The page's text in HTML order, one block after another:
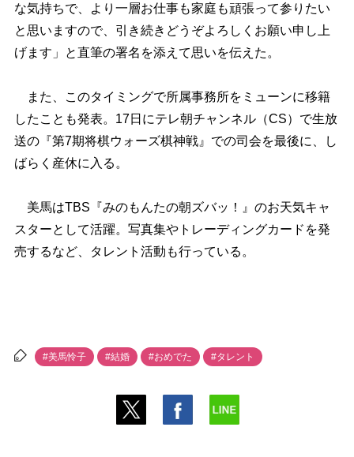
な気持ちで、より一層お仕事も家庭も頑張って参りたい
と思いますので、引き続きどうぞよろしくお願い申し上
げます」と直筆の署名を添えて思いを伝えた。
また、このタイミングで所属事務所をミューンに移籍
したことも発表。17日にテレ朝チャンネル（CS）で生放
送の『第7期将棋ウォーズ棋神戦』での司会を最後に、し
ばらく産休に入る。
美馬はTBS『みのもんたの朝ズバッ！』のお天気キャ
スターとして活躍。写真集やトレーディングカードを発
売するなど、タレント活動も行っている。
#美馬怜子 #結婚 #おめでた #タレント